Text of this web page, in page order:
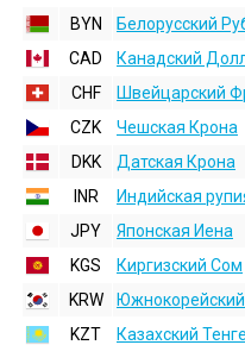
BYN
Белорусский
CAD
Канадский
CHF
Швейцарский
CZK
Чешская Крона
DKK
Датская Крона
INR
Индийская
JPY
Японская Иена
KGS
Киргизский Сом
KRW
KZT
Казахский Тенге